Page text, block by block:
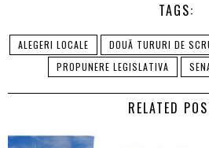
TAGS:
ALEGERI LOCALE DOUĂ TURURI DE
PROPUNERE LEGISLATIVA
RELATED